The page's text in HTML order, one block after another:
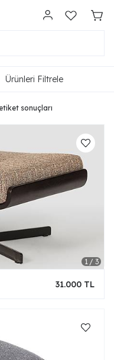
Ürünleri Filtrele
sonuçları
31.000 TL